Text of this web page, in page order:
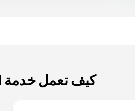
كيف تعمل خدمة eSIM4Travel؟